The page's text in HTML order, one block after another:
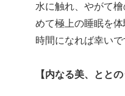
水に触れ、やがて
めて極上の睡眠を
時間になれば幸いで
【内なる美、とと